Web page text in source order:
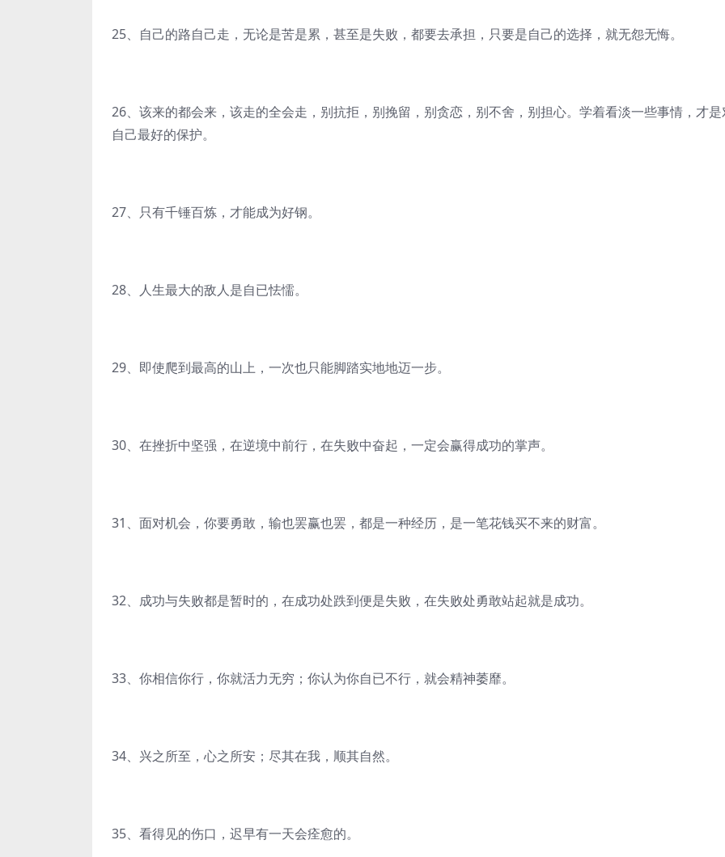
25、自己的路自己走，无论是苦是累，甚至是失败，都要去承担，只要是自己的选择，就无怨无悔。
26、该来的都会来，该走的全会走，别抗拒，别挽留，别贪恋，别不舍，别担心。学着看淡一些事情，才是
自己最好的保护。
27、只有千锤百炼，才能成为好钢。
28、人生最大的敌人是自已怯懦。
29、即使爬到最高的山上，一次也只能脚踏实地地迈一步。
30、在挫折中坚强，在逆境中前行，在失败中奋起，一定会赢得成功的掌声。
31、面对机会，你要勇敢，输也罢赢也罢，都是一种经历，是一笔花钱买不来的财富。
32、成功与失败都是暂时的，在成功处跌到便是失败，在失败处勇敢站起就是成功。
33、你相信你行，你就活力无穷；你认为你自已不行，就会精神萎靡。
34、兴之所至，心之所安；尽其在我，顺其自然。
35、看得见的伤口，迟早有一天会痊愈的。